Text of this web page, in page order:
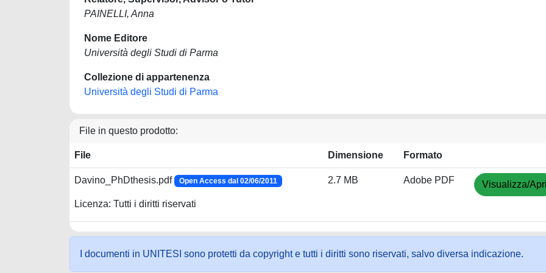
PAINELLI, Anna
Nome Editore
Università degli Studi di Parma
Collezione di appartenenza
Università degli Studi di Parma
File in questo prodotto:
File Dimensione Formato
Davino_PhDthesis.pdf Open Access dal 02/06/2011
Licenza: Tutti i diritti riservati
2.7 MB Adobe PDF Visualizza/
I documenti in UNITESI sono protetti da copyright e tutti i diritti sono riservati, salvo diversa indicazione.